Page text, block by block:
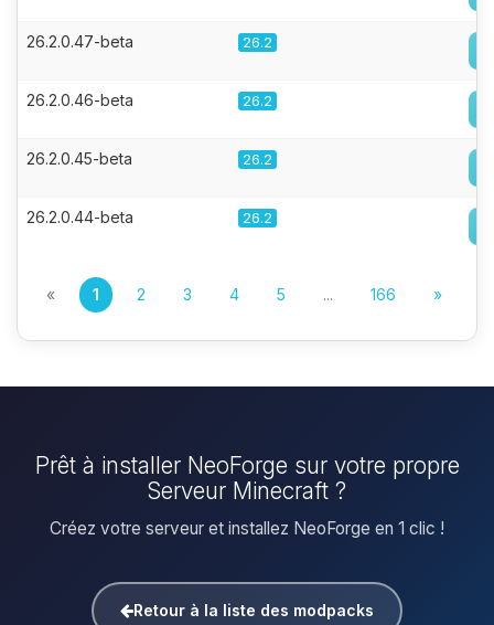
26.2.0.47-beta 26.2
26.2.0.46-beta 26.2
26.2.0.45-beta 26.2
26.2.0.44-beta 26.2
« 1 2 3 4 5 ... 166 »
Prêt à installer NeoForge sur votre propre
Serveur Minecraft ?
Créez votre serveur et installez NeoForge en 1 clic !
Retour à la liste des modpacks